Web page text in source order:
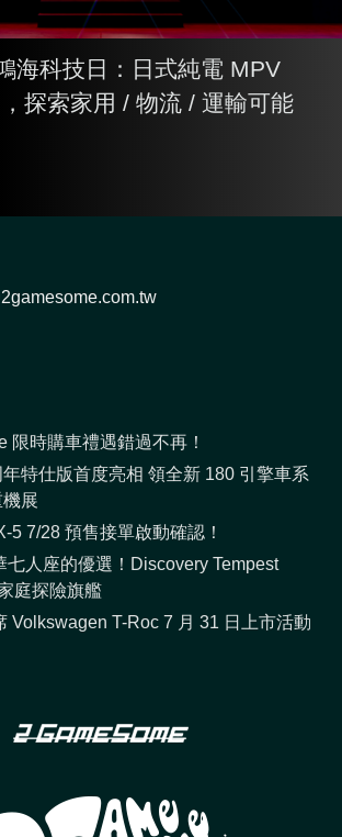
海科技日：日式純電 MPV
探索家用 / 物流 / 運輸可能
限時購車禮遇錯過不再！
特仕版首度亮相 領全新 180 引擎車系
展
5 7/28 預售接單啟動確認！
七人座的優選！Discovery Tempest
庭探險旗艦
Volkswagen T-Roc 7 月 31 日上市活動